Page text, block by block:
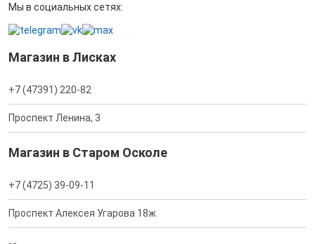
Мы в социальных сетях:
Магазин в Лисках
+7 (47391) 220-82
Проспект Ленина, 3
Магазин в Старом Осколе
+7 (4725) 39-09-11
Проспект Алексея Угарова 18ж